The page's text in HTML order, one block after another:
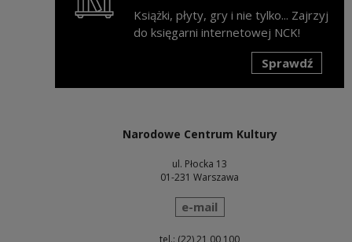
Książki, płyty, gry i nie tylko... Zajrzyj
do księgarni internetowej NCK!
Sprawdź
Narodowe Centrum Kultury
ul. Płocka 13
01-231 Warszawa
wyślij wiadomość
e-mail
tel.: (22) 21 00 100